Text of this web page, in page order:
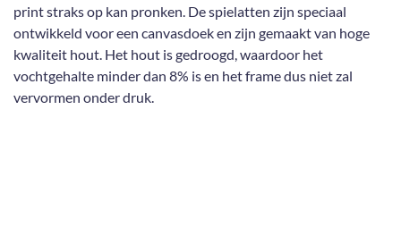
print straks op kan pronken. De spielatten zijn speciaal
ontwikkeld voor een canvasdoek en zijn gemaakt van hoge
kwaliteit hout. Het hout is gedroogd, waardoor het
vochtgehalte minder dan 8% is en het frame dus niet zal
vervormen onder druk.